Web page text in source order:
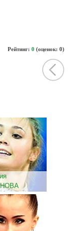
Рейтинг: 0 (оценок: 0)